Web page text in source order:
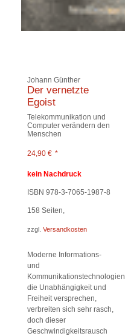
Johann Günther
Der vernetzte
Egoist
Telekommunikation und
Computer verändern den
Menschen
24,90 € *
kein Nachdruck
ISBN 978-3-7065-1987-8
158 Seiten,
zzgl. Versandkosten
Moderne Informations-
und
Kommunikationstechnologien,
die Unabhängigkeit und
Freiheit versprechen,
verbreiten sich sehr rasch,
doch dieser
Geschwindigkeitsrausch